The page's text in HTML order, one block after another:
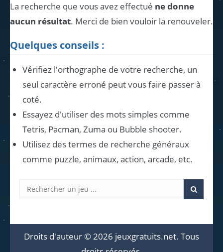
La recherche que vous avez effectué ne donne
aucun résultat. Merci de bien vouloir la renouveler.
Quelques conseils :
Vérifiez l'orthographe de votre recherche, un
seul caractère erroné peut vous faire passer à
coté.
Essayez d'utiliser des mots simples comme
Tetris, Pacman, Zuma ou Bubble shooter.
Utilisez des termes de recherche généraux
comme puzzle, animaux, action, arcade, etc.
Droits d'auteur © 2026 jeuxgratuits.net. Tous